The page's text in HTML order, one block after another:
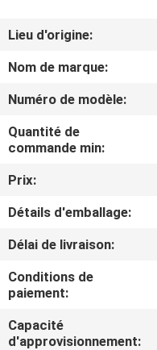
SUJET
DE
NOUS
VISITE
CONTRÔLE
DE
QUALITÉ
NOUVELLES
Lieu d'origine:
Nom de marque:
Numéro de modèle:
Quantité de
commande min:
Prix:
Détails d'emballage:
Délai de livraison:
Conditions de
paiement:
Capacité
d'approvisionnement: